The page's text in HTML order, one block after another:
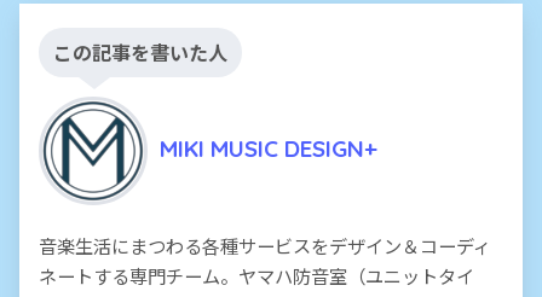
この記事を書いた人
MIKI MUSIC DESIGN+
音楽生活にまつわる各種サービスをデザイン＆コーディ
ネートする専門チーム。ヤマハ防音室（ユニットタイ